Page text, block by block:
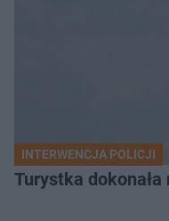
INTERWENCJA POLICJI
Turystka